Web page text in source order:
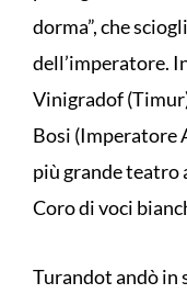
dorma”, che
dell’imperatore.
Vinigradof
Bosi (Imperatore
più grande teatro
Coro di voci
Turandot andò in